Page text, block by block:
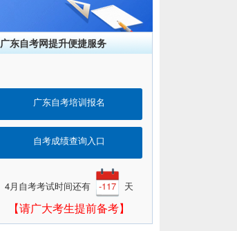
广东自考网提升便捷服务
广东自考培训报名
自考成绩查询入口
4月自考考试时间还有 -117 天
【请广大考生提前备考】